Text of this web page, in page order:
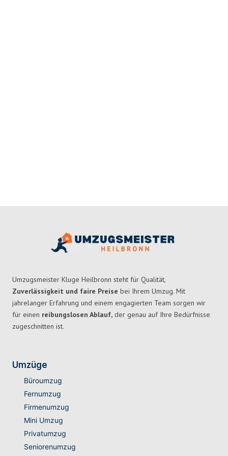
Umzugsmeister Kluge Heilbronn steht für Qualität,
Zuverlässigkeit und faire Preise bei Ihrem Umzug. Mit
jahrelanger Erfahrung und einem engagierten Team sorgen wir
für einen reibungslosen Ablauf, der genau auf Ihre Bedürfnisse
zugeschnitten ist.
Umzüge
Büroumzug
Fernumzug
Firmenumzug
Mini Umzug
Privatumzug
Seniorenumzug